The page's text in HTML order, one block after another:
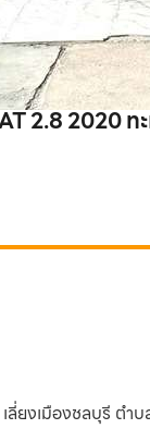
2.8 2020 ท
ลี่ยงเมืองชลบุรี ตำ